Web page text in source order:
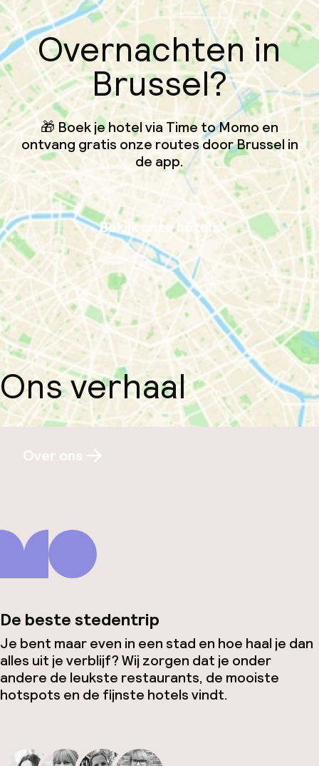
Overnachten in
Brussel?
🎁 Boek je hotel via Time to Momo en
ontvang gratis onze routes door Brussel in
de app.
Bekijk onze hotels
Ons verhaal
Over ons
De beste stedentrip
Je bent maar even in een stad en hoe haal je dan
alles uit je verblijf? Wij zorgen dat je onder
andere de leukste restaurants, de mooiste
hotspots en de fijnste hotels vindt.